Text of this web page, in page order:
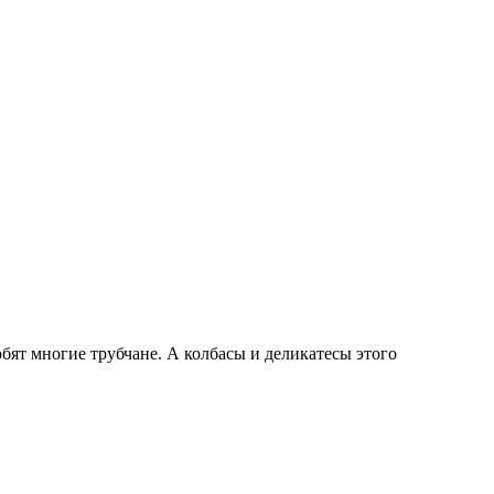
многие трубчане. А колбасы и деликатесы этого